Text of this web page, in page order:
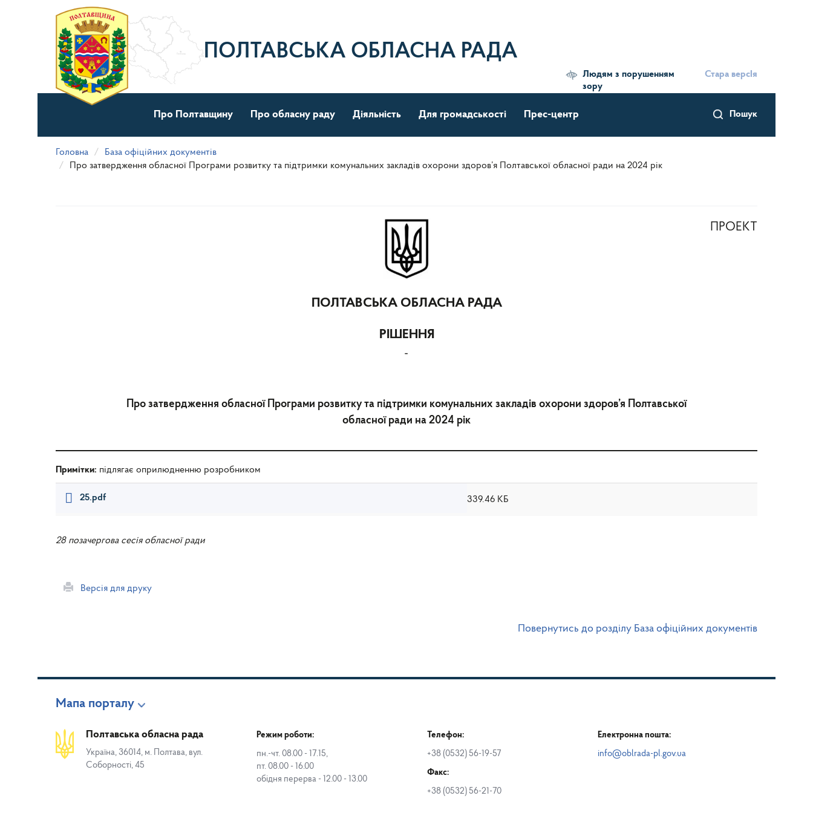
матеріалу
ПОЛТАВСЬКА ОБЛАСНА РАДА
Людям з порушенням
зору
Стара версІя
Пошук
Про Полтавщину Про обласну раду Діяльність Для громадськості Прес-центр
Головна
База офіційних документів
Про затвердження обласної Програми розвитку та підтримки комунальних закладів охорони здоров’я Полтавської обласної ради на 2024 рік
ПРОЕКТ
ПОЛТАВСЬКА ОБЛАСНА РАДА
РІШЕННЯ
-
Про затвердження обласної Програми розвитку та підтримки комунальних закладів охорони здоров’я Полтавської
обласної ради на 2024 рік
Примітки: підлягає оприлюдненню розробником
25.pdf 339.46 КБ
28 позачергова сесія обласної ради
Версія для друку
Повернутись до розділу База офіційних документів
Мапа порталу
Полтавська обласна рада
Україна, 36014, м. Полтава, вул.
Соборності, 45
Режим роботи:
пн.-чт. 08.00 - 17.15,
пт. 08.00 - 16.00
обідня перерва - 12.00 - 13.00
Телефон:
+38 (0532) 56-19-57
Факс:
+38 (0532) 56-21-70
Електронна пошта:
info@oblrada-pl.gov.ua